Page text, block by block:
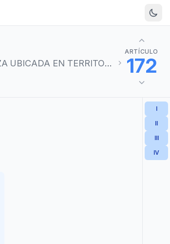
TERRITORIO NACIONAL
ARTÍCULO
172
I
II
III
IV